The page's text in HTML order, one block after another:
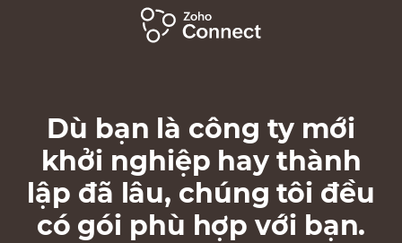
Dù bạn là công ty mới
khởi nghiệp hay thành
lập đã lâu, chúng tôi đều
có gói phù hợp với bạn.